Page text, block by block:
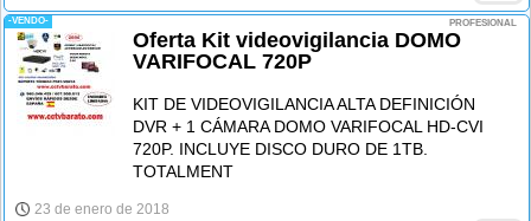
-VENDO- PROFESIONAL
Oferta Kit videovigilancia DOMO
VARIFOCAL 720P
KIT DE VIDEOVIGILANCIA ALTA DEFINICIÓN
DVR + 1 CÁMARA DOMO VARIFOCAL HD-CVI
720P. INCLUYE DISCO DURO DE 1TB.
TOTALMENT
23 de enero de 2018